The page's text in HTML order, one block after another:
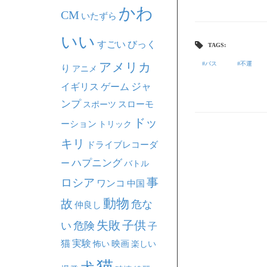
TAGS:
バス 不運
CM いたずら かわ
いい すごい びっく
り アニメ アメリカ
イギリス ゲーム ジャ
ンプ スポーツ スローモ
ーション トリック
ドッ
キリ
ドライブレコーダ
ー ハプニング バトル
ロシア ワンコ 中国 事
故 仲良し 動物 危な
い 危険 失敗子供子
猫実験 怖い映画楽しい